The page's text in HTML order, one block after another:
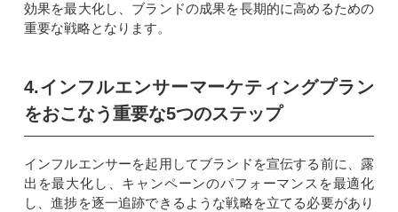
効果を最大化し、ブランドの成果を長期的に高めるための
重要な戦略となります。
4.インフルエンサーマーケティングプラン
をおこなう重要な5つのステップ
インフルエンサーを起用してブランドを宣伝する前に、露
出を最大化し、キャンペーンのパフォーマンスを最適化
し、進捗を逐一追跡できるような戦略を立てる必要があり